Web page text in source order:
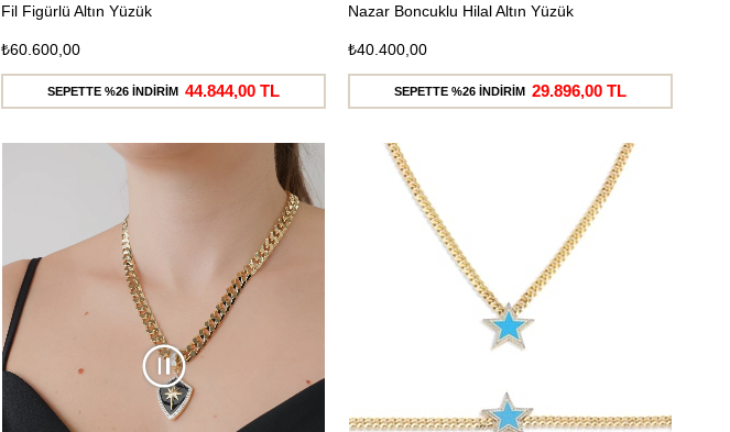
Fil Figürlü Altın Yüzük
₺60.600,00
SEPETTE %26 İNDİRİM 44.844,00 TL
Nazar Boncuklu Hilal Altın Yüzük
₺40.400,00
SEPETTE %26 İNDİRİM 29.896,00 TL
Ücretsiz
Kargo
Ücretsiz
Kargo